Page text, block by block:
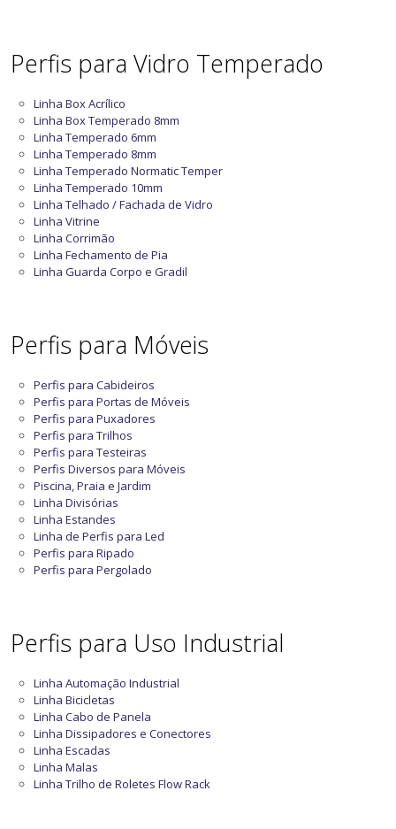
Perfis para Vidro Temperado
Linha Box Acrílico
Linha Box Temperado 8mm
Linha Temperado 6mm
Linha Temperado 8mm
Linha Temperado Normatic Temper
Linha Temperado 10mm
Linha Telhado / Fachada de Vidro
Linha Vitrine
Linha Corrimão
Linha Fechamento de Pia
Linha Guarda Corpo e Gradil
Perfis para Móveis
Perfis para Cabideiros
Perfis para Portas de Móveis
Perfis para Puxadores
Perfis para Trilhos
Perfis para Testeiras
Perfis Diversos para Móveis
Piscina, Praia e Jardim
Linha Divisórias
Linha Estandes
Linha de Perfis para Led
Perfis para Ripado
Perfis para Pergolado
Perfis para Uso Industrial
Linha Automação Industrial
Linha Bicicletas
Linha Cabo de Panela
Linha Dissipadores e Conectores
Linha Escadas
Linha Malas
Linha Trilho de Roletes Flow Rack